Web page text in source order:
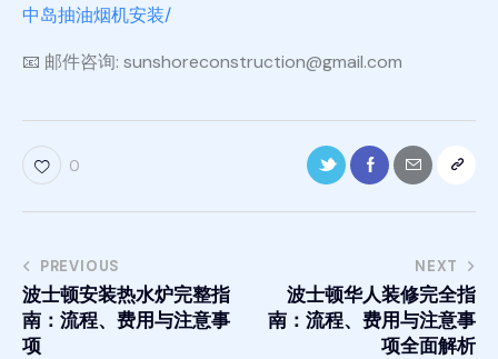
中岛抽油烟机安装/
📧 邮件咨询: sunshoreconstruction@gmail.com
0
PREVIOUS
波士顿安装热水炉完整指
南：流程、费用与注意事
项
NEXT
波士顿华人装修完全指
南：流程、费用与注意事
项全面解析